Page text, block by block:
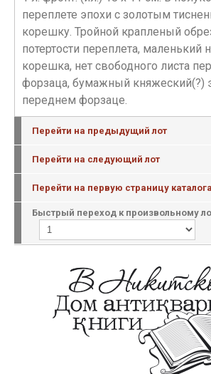
переплете эпохи с золотым
корешку. Тройной крапленый
потертости переплета, маленький
корешка, нет свободного листа
форзаца, бумажный княжеский(?)
переднем форзаце.
Перейти на предыдущий лот
Перейти на следующий лот
Перейти на первую страницу каталога
Быстрый переход к произвольному